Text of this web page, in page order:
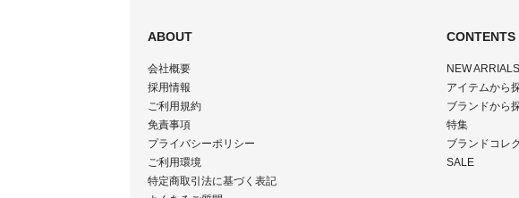
ABOUT
会社概要
採用情報
ご利用規約
免責事項
プライバシーポリシー
ご利用環境
特定商取引法に基づく表記
CONTENTS
NEW ARRIALS
アイテムから
ブランドから
特集
ブランドコレ
SALE